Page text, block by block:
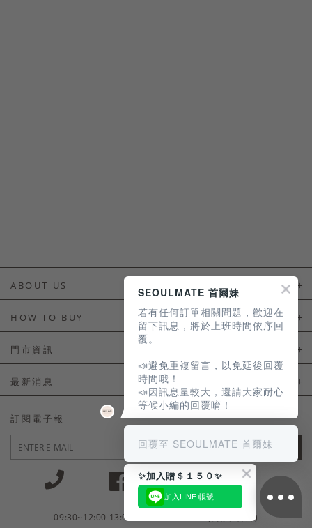
ABOUT US
HOW TO BUY
如何購買
會員常見問題
訂單常見問題
商品售後服務
電子發票
門市資訊
門市資訊
最新消息
LINE官方會員活動
訂閱電子報
JOIN
09:30~12:00 13:00~18:30 / Mon - Fri(例假日除外)
✨加入贈＄１５０✨
加入LINE 帳號
SEOULMATE 首爾妹
若有任何訂單相關問題，歡迎在
留下訊息，將於上班時間依序回
覆。
📣避免重複留言，以免延後回覆
時間哦！
📣因訊息量較大，還請大家耐心
等候小編的回覆唷！
回覆至 SEOULMATE 首爾妹